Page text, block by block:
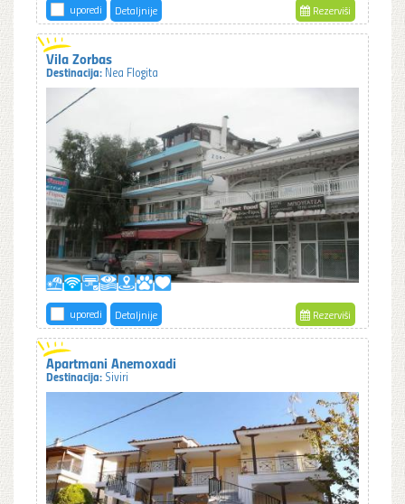
uporedi Detaljnije Rezerviši
Vila Zorbas
Destinacija: Nea Flogita
uporedi Detaljnije Rezerviši
Apartmani Anemoxadi
Destinacija: Siviri